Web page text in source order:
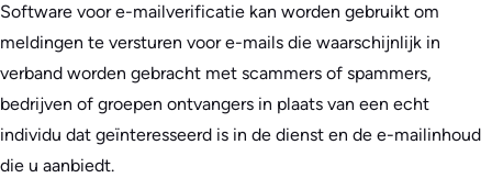
Software voor e-mailverificatie kan worden gebruikt om
meldingen te versturen voor e-mails die waarschijnlijk in
verband worden gebracht met scammers of spammers,
bedrijven of groepen ontvangers in plaats van een echt
individu dat geïnteresseerd is in de dienst en de e-mailinhoud
die u aanbiedt.